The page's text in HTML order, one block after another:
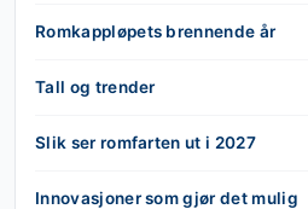
Romkappløpets brennende år
Tall og trender
Slik ser romfarten ut i 2027
Innovasjoner som gjør det mulig